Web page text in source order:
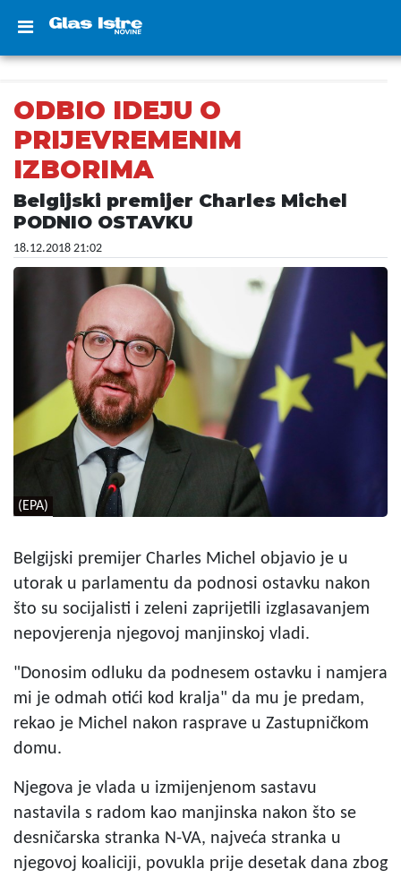
ODBIO IDEJU O
PRIJEVREMENIM
IZBORIMA
Belgijski premijer Charles Michel
PODNIO OSTAVKU
18.12.2018 21:02
(EPA)
Belgijski premijer Charles Michel objavio je u
utorak u parlamentu da podnosi ostavku nakon
što su socijalisti i zeleni zaprijetili izglasavanjem
nepovjerenja njegovoj manjinskoj vladi.
"Donosim odluku da podnesem ostavku i namjera
mi je odmah otići kod kralja" da mu je predam,
rekao je Michel nakon rasprave u Zastupničkom
domu.
Njegova je vlada u izmijenjenom sastavu
nastavila s radom kao manjinska nakon što se
desničarska stranka N-VA, najveća stranka u
njegovoj koaliciji, povukla prije desetak dana zbog